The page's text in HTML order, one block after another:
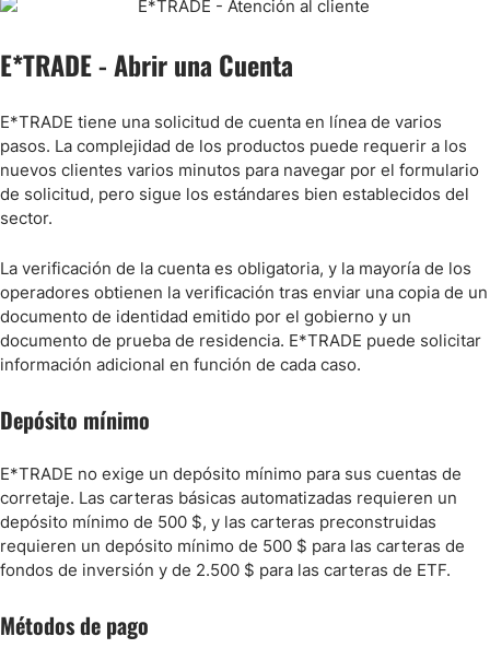
E*TRADE - Abrir una Cuenta
E*TRADE tiene una solicitud de cuenta en línea de varios
pasos. La complejidad de los productos puede requerir a los
nuevos clientes varios minutos para navegar por el formulario
de solicitud, pero sigue los estándares bien establecidos del
sector.
La verificación de la cuenta es obligatoria, y la mayoría de los
operadores obtienen la verificación tras enviar una copia de un
documento de identidad emitido por el gobierno y un
documento de prueba de residencia. E*TRADE puede solicitar
información adicional en función de cada caso.
Depósito mínimo
E*TRADE no exige un depósito mínimo para sus cuentas de
corretaje. Las carteras básicas automatizadas requieren un
depósito mínimo de 500 $, y las carteras preconstruidas
requieren un depósito mínimo de 500 $ para las carteras de
fondos de inversión y de 2.500 $ para las carteras de ETF.
Métodos de pago